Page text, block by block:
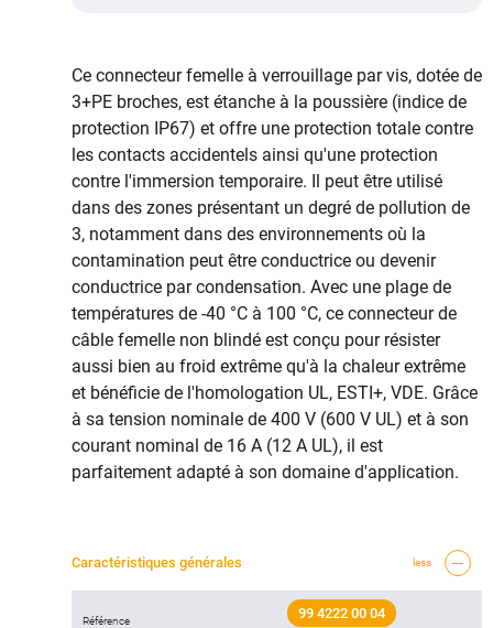
Ce connecteur femelle à verrouillage par vis, dotée de
3+PE broches, est étanche à la poussière (indice de
protection IP67) et offre une protection totale contre
les contacts accidentels ainsi qu'une protection
contre l'immersion temporaire. Il peut être utilisé
dans des zones présentant un degré de pollution de
3, notamment dans des environnements où la
contamination peut être conductrice ou devenir
conductrice par condensation. Avec une plage de
températures de -40 °C à 100 °C, ce connecteur de
câble femelle non blindé est conçu pour résister
aussi bien au froid extrême qu'à la chaleur extrême
et bénéficie de l'homologation UL, ESTI+, VDE. Grâce
à sa tension nominale de 400 V (600 V UL) et à son
courant nominal de 16 A (12 A UL), il est
parfaitement adapté à son domaine d'application.
Caractéristiques générales less
Référence 99 4222 00 04